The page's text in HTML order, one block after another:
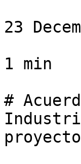
23
1 min
#